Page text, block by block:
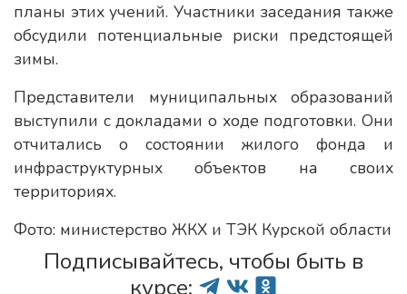
планы этих учений. Участники заседания также
обсудили потенциальные риски предстоящей
зимы.
Представители муниципальных образований
выступили с докладами о ходе подготовки. Они
отчитались о состоянии жилого фонда и
инфраструктурных объектов на своих
территориях.
Фото: министерство ЖКХ и ТЭК Курской области
Подписывайтесь, чтобы быть в
курсе: